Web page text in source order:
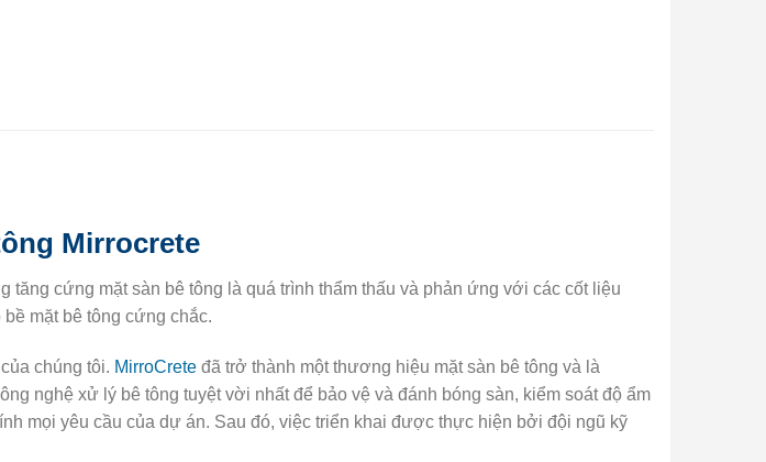
Mirrocrete
tăng cứng mặt sàn bê tông là quá trình thẩm thấu và phản ứng với các cốt liệu
mặt bê tông cứng chắc.
chúng tôi. MirroCrete đã trở thành một thương hiệu mặt sàn bê tông và là
nghệ xử lý bê tông tuyệt vời nhất để bảo vệ và đánh bóng sàn, kiểm soát độ ẩm
mọi yêu cầu của dự án. Sau đó, việc triển khai được thực hiện bởi đội ngũ kỹ